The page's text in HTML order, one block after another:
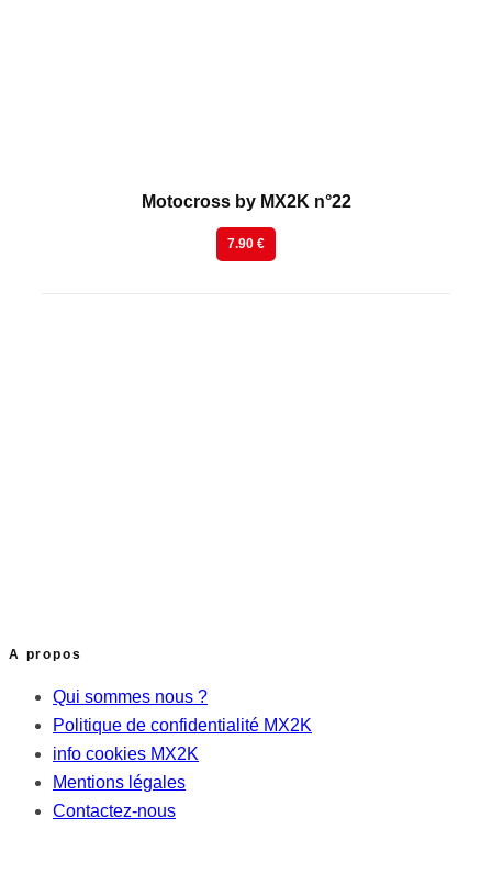
Motocross by MX2K n°22
7.90 €
A propos
Qui sommes nous ?
Politique de confidentialité MX2K
info cookies MX2K
Mentions légales
Contactez-nous